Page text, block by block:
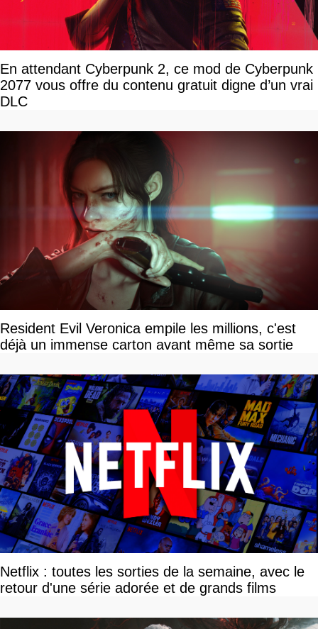
En attendant Cyberpunk 2, ce mod de Cyberpunk
2077 vous offre du contenu gratuit digne d’un vrai
DLC
Resident Evil Veronica empile les millions, c'est
déjà un immense carton avant même sa sortie
Netflix : toutes les sorties de la semaine, avec le
retour d'une série adorée et de grands films